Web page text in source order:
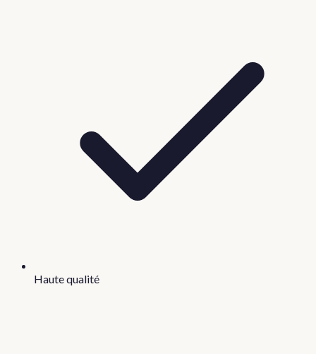
Haute qualité